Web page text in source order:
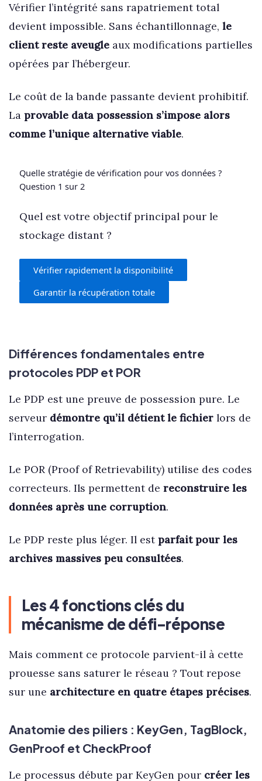
Vérifier l’intégrité sans rapatriement total
devient impossible. Sans échantillonnage, le
client reste aveugleaux modifications partielles
opérées par l’hébergeur.
Le coût de la bande passante devient prohibitif.
La provable data possession s’impose alors
comme l’unique alternative viable.
Quelle stratégie de vérification pour vos données ?
Question 1 sur 2
Quel est votre objectif principal pour le
stockage distant ?
Vérifier rapidement la disponibilité
Garantir la récupération totale
Différences fondamentales entre
protocoles PDP et POR
Le PDP est une preuve de possession pure. Le
serveur démontre qu’il détient le fichierlors de
l’interrogation.
Le POR (Proof of Retrievability) utilise des codes
correcteurs. Ils permettent de reconstruire les
données après une corruption.
Le PDP reste plus léger. Il est parfait pour les
archives massives peu consultées.
Les 4 fonctions clés du
mécanisme de défi-réponse
Mais comment ce protocole parvient-il à cette
prouesse sans saturer le réseau ? Tout repose
sur une architecture en quatre étapes précises.
Anatomie des piliers : KeyGen, TagBlock,
GenProof et CheckProof
Le processus débute par KeyGen pour créer les